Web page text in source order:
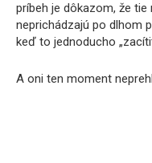
príbeh je dôkazom, že
neprichádzajú po dlhom
keď to jednoducho
A oni ten moment